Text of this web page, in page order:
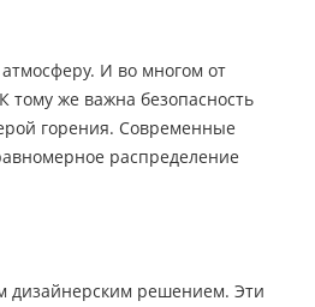
И во многом от
тому же важна безопасность
горения. Современные
распределение
дизайнерским решением. Эти